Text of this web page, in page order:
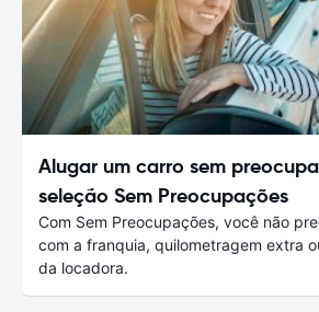
Alugar um carro sem
seleção Sem Preocupações
Com Sem Preocupações, você não
com a franquia, quilometragem extra
da locadora.